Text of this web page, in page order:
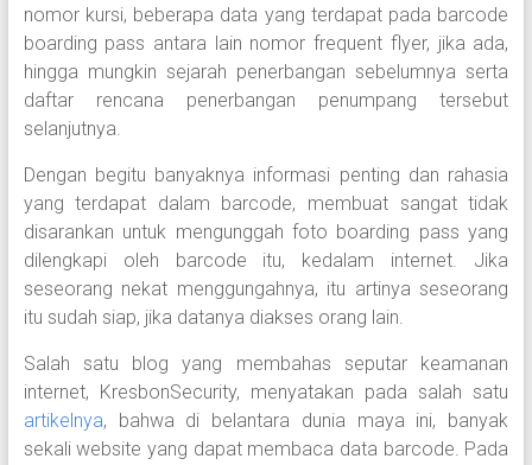
nomor kursi, beberapa data yang terdapat pada barcode
boarding pass antara lain nomor frequent flyer, jika ada,
hingga mungkin sejarah penerbangan sebelumnya serta
daftar rencana penerbangan penumpang tersebut
selanjutnya.
Dengan begitu banyaknya informasi penting dan rahasia
yang terdapat dalam barcode, membuat sangat tidak
disarankan untuk mengunggah foto boarding pass yang
dilengkapi oleh barcode itu, kedalam internet. Jika
seseorang nekat menggungahnya, itu artinya seseorang
itu sudah siap, jika datanya diakses orang lain.
Salah satu blog yang membahas seputar keamanan
internet, KresbonSecurity, menyatakan pada salah satu
artikelnya, bahwa di belantara dunia maya ini, banyak
sekali website yang dapat membaca data barcode. Pada